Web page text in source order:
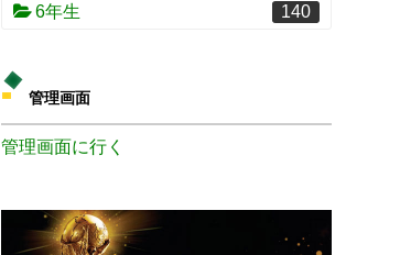
6年生 140
管理画面
管理画面に行く